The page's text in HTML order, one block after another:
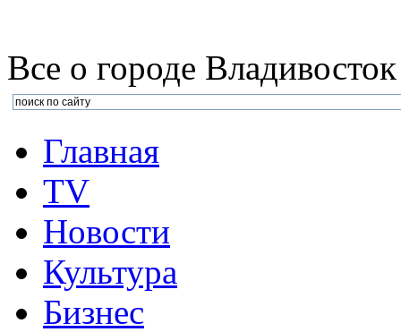
Все о городе Владивосток
Главная
TV
Новости
Культура
Бизнеc